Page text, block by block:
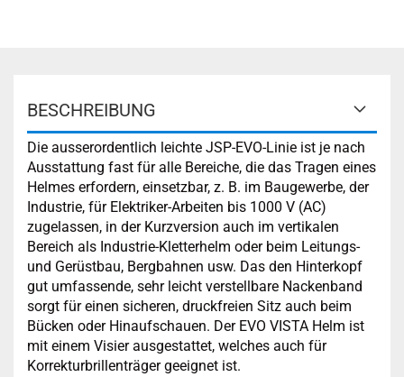
BESCHREIBUNG
Die ausserordentlich leichte JSP-EVO-Linie ist je nach
Ausstattung fast für alle Bereiche, die das Tragen eines
Helmes erfordern, einsetzbar, z. B. im Baugewerbe, der
Industrie, für Elektriker-Arbeiten bis 1000 V (AC)
zugelassen, in der Kurzversion auch im vertikalen
Bereich als Industrie-Kletterhelm oder beim Leitungs-
und Gerüstbau, Bergbahnen usw. Das den Hinterkopf
gut umfassende, sehr leicht verstellbare Nackenband
sorgt für einen sicheren, druckfreien Sitz auch beim
Bücken oder Hinaufschauen. Der EVO VISTA Helm ist
mit einem Visier ausgestattet, welches auch für
Korrekturbrillenträger geeignet ist.